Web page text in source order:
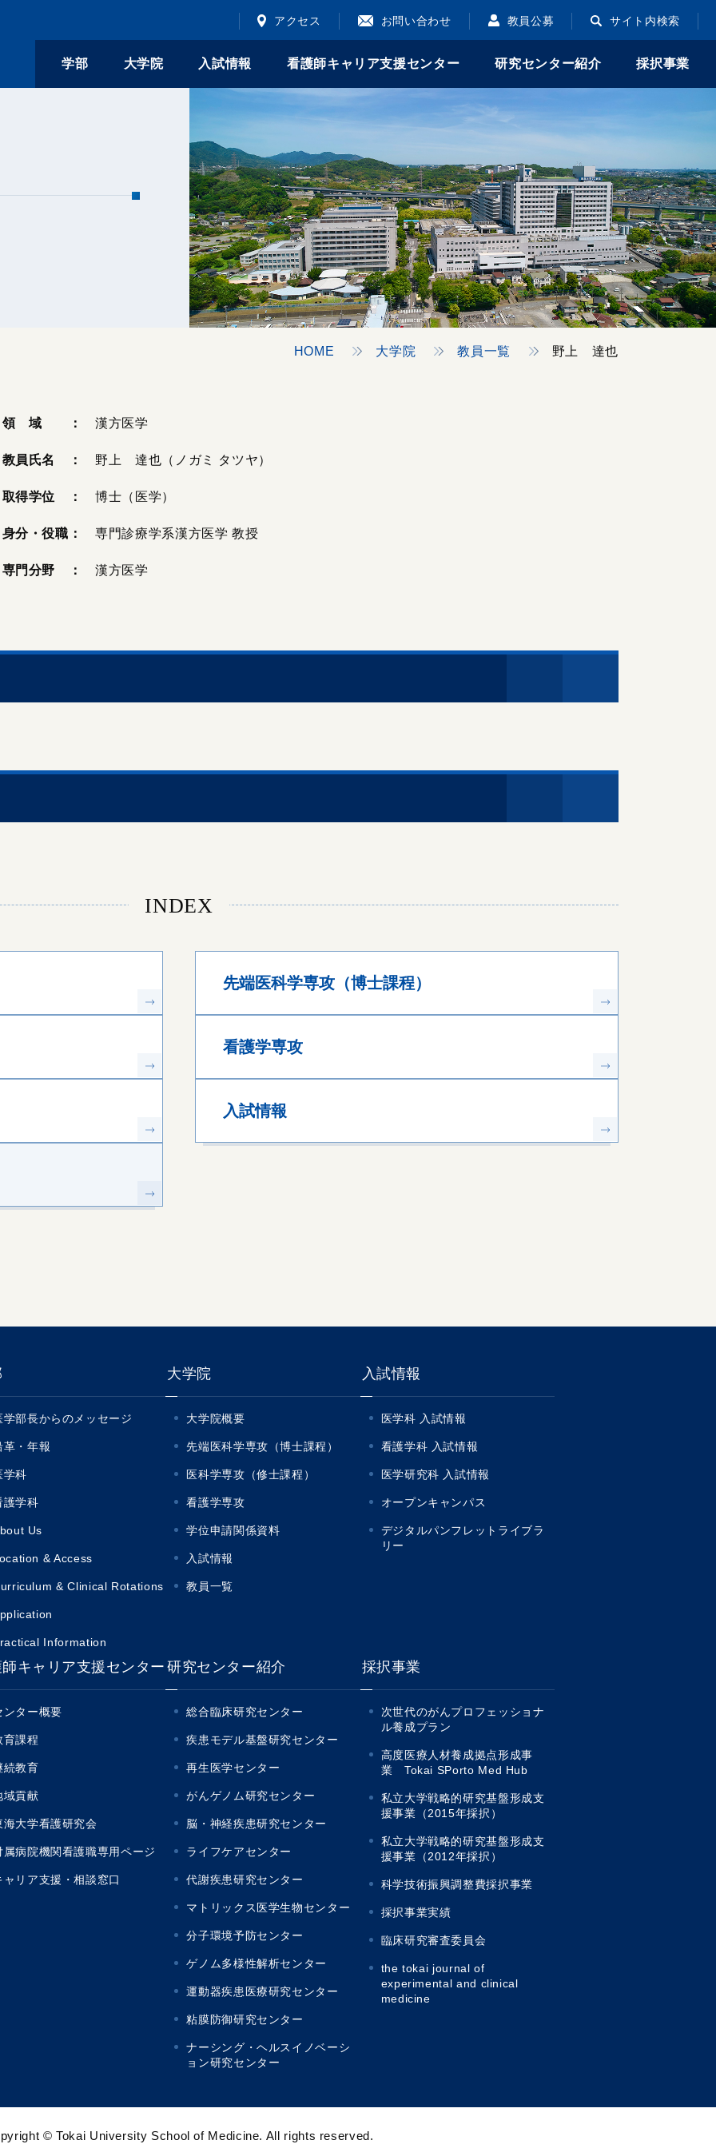
学部 大学院 入試情報 看護師キャリア支援センター 研究センター紹介 採択事業
アクセス お問い合わせ 教員公募 サイト内検索
HOME 大学院 教員一覧 野上 達也
領 域 ： 漢方医学
教員氏名 ： 野上 達也（ノガミ タツヤ）
取得学位 ：博士（医学）
身分・役職：専門診療学系漢方医学 教授
専門分野 ：漢方医学
INDEX
先端医科学専攻（博士課程）
看護学専攻
入試情報
学部長からのメッセージ
革・年報
学科
護学科
Us
& Access
& Clinical Rotations
Information
大学院
大学院概要
先端医科学専攻（博士課程）
医科学専攻（修士課程）
看護学専攻
学位申請関係資料
入試情報
教員一覧
入試情報
医学科 入試情報
看護学科 入試情報
医学研究科 入試情報
オープンキャンパス
デジタルパンフレットライブラ
リー
キャリア支援センター
ンター概要
育課程
続教育
域貢献
海大学看護研究会
属病院機関看護職専用ページ
ャリア支援・相談窓口
研究センター紹介
総合臨床研究センター
疾患モデル基盤研究センター
再生医学センター
がんゲノム研究センター
脳・神経疾患研究センター
ライフケアセンター
代謝疾患研究センター
マトリックス医学生物センター
分子環境予防センター
ゲノム多様性解析センター
運動器疾患医療研究センター
粘膜防御研究センター
ナーシング・ヘルスイノベーシ
ョン研究センター
採択事業
次世代のがんプロフェッショナ
ル養成プラン
高度医療人材養成拠点形成事
業 Tokai SPorto Med Hub
私立大学戦略的研究基盤形成支
援事業（2015年採択）
私立大学戦略的研究基盤形成支
援事業（2012年採択）
科学技術振興調整費採択事業
採択事業実績
臨床研究審査委員会
the tokai journal of
experimental and clinical
medicine
© Tokai University School of Medicine. All rights reserved.